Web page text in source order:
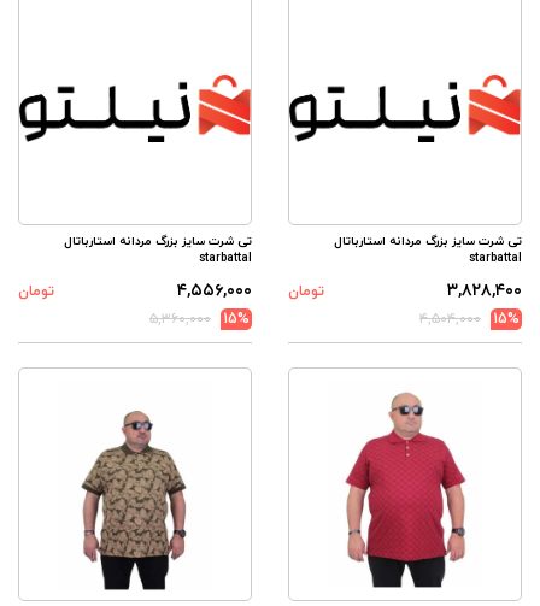
تی شرت سایز بزرگ مردانه استارباتال
starbattal
۳,۸۲۸,۴۰۰
تومان
15%
۴,۵۰۴,۰۰۰
تی شرت سایز بزرگ مردانه استارباتال
starbattal
۴,۵۵۶,۰۰۰
تومان
15%
۵,۳۶۰,۰۰۰